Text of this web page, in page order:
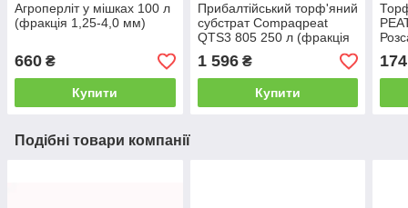
Агроперліт у мішках 100 л
(фракція 1,25-4,0 мм)
660 ₴
Купити
Прибалтійський торф'яний
субстрат Compaqpeat
QTS3 805 250 л (фракція
0-5 мм)
1 596₴
Купити
174
Подібні товари компанії